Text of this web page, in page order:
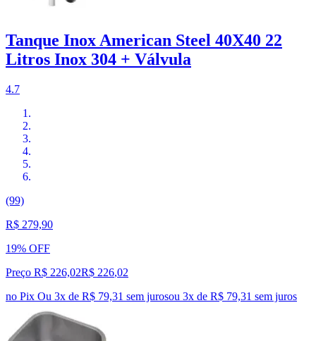
Tanque Inox American Steel 40X40 22
Litros Inox 304 + Válvula
4.7
(99)
R$ 279,90
19% OFF
Preço R$ 226,02R$ 226,02
no Pix Ou 3x de R$ 79,31 sem jurosou 3x de R$ 79,31 sem juros